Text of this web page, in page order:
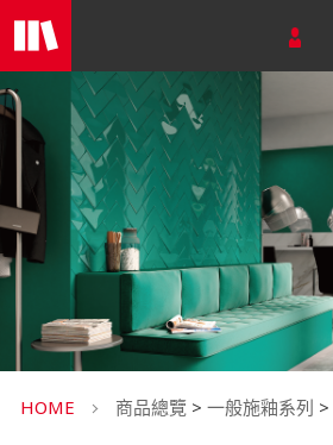
HOME 商品總覽 > 一般施釉系列 >